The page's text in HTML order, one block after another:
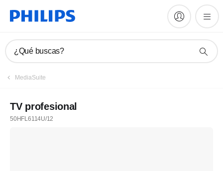
¿Qué buscas?
MediaSuite
TV profesional
50HFL6114U/12